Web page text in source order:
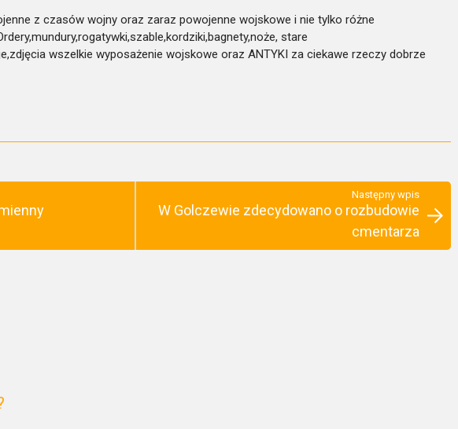
z czasów wojny oraz zaraz powojenne wojskowe i nie tylko różne
szable,kordziki,bagnety,noże, stare
zdjęcia wszelkie wyposażenie wojskowe oraz ANTYKI za ciekawe rzeczy dobrze
Następny wpis
W Golczewie zdecydowano o rozbudowie
cmentarza